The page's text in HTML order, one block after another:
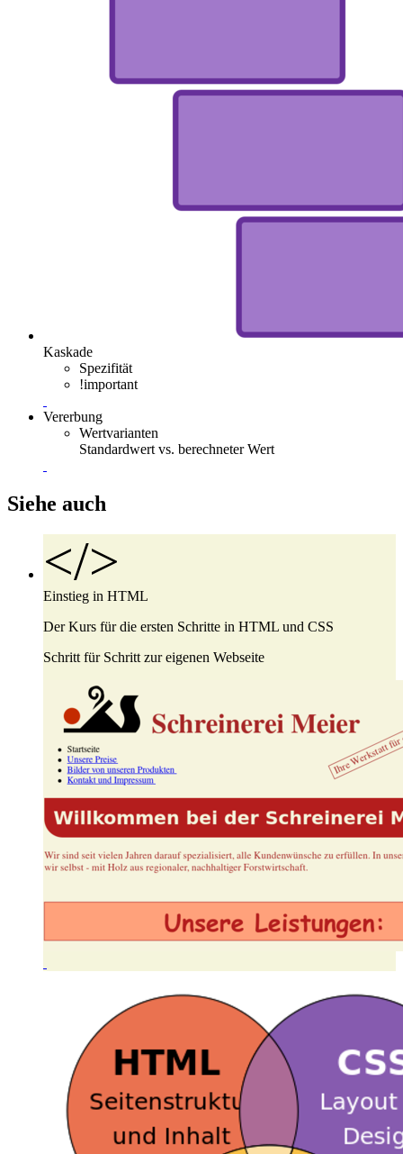
Kaskade
Spezifität
!important
Vererbung
Wertvarianten
Standardwert vs. berechneter Wert
Siehe auch
</>
Einstieg in HTML
Der Kurs für die ersten Schritte in HTML und CSS
Schritt für Schritt zur eigenen Webseite